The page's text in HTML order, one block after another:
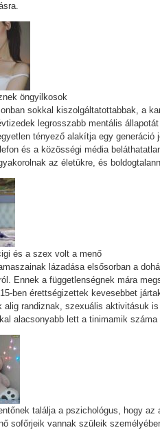
öngyilkosok
sokkal kiszolgáltatottabbak, a
legrosszabb mentális
tényező alakítja egy
és a közösségi média
az életükre, és
és a szex volt a menő
lázadása elsősorban a
Ennek a függetlenségnek mára
ben érettségizettek kevesebbet
alig randiznak, szexuális aktivitásuk
alacsonyabb lett a tinimamik száma
találja a pszichológus, hogy
sofőrjeik vannak szüleik